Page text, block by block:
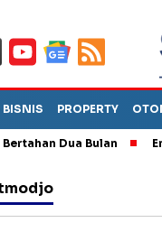
BISNIS PROPERTY
Dua Bulan